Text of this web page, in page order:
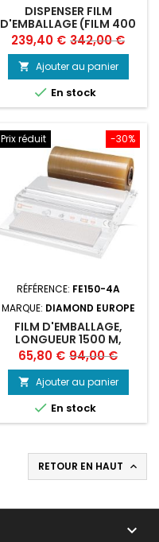
DISPENSER FILM
D'EMBALLAGE (FILM 400
MM)
Prix
239,40 € Prix
de
base
342,00 €
 Ajouter au panier
 En stock
-30%
Prix réduit
RÉFÉRENCE: FE150-4A
MARQUE: DIAMOND EUROPE
FILM D'EMBALLAGE,
LONGUEUR 1500 M,
LARGEUR 400 MM
Prix
65,80 € Prix
de
base
94,00 €
 Ajouter au panier
 En stock
RETOUR EN HAUT 
